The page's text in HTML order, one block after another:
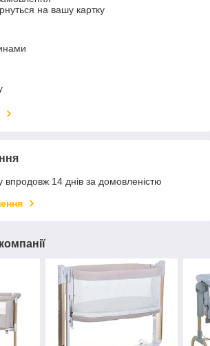
на вашу картку
впродовж 14 днів за домовленістю